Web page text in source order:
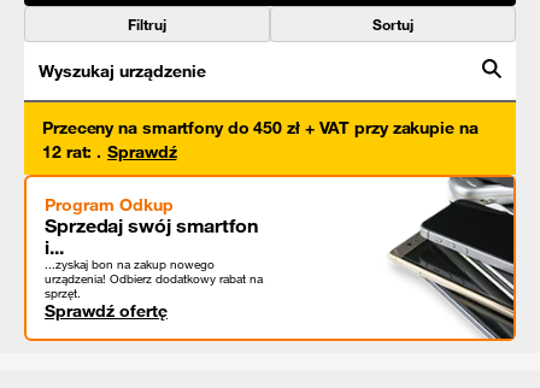
Filtruj Sortuj
Wyszukaj urządzenie
Przeceny na smartfony do 450 zł + VAT przy zakupie na
12 rat: . Sprawdź
Program Odkup
Sprzedaj swój smartfon
i...
...zyskaj bon na zakup nowego
urządzenia! Odbierz dodatkowy rabat na
sprzęt.
Sprawdź ofertę